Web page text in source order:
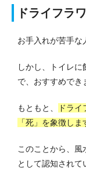
ドライフラ
お手入れが苦手な
しかし、トイレ
で、おすすめでき
もともと、
ドラ
「死」を象徴しま
このことから、
として認知されて